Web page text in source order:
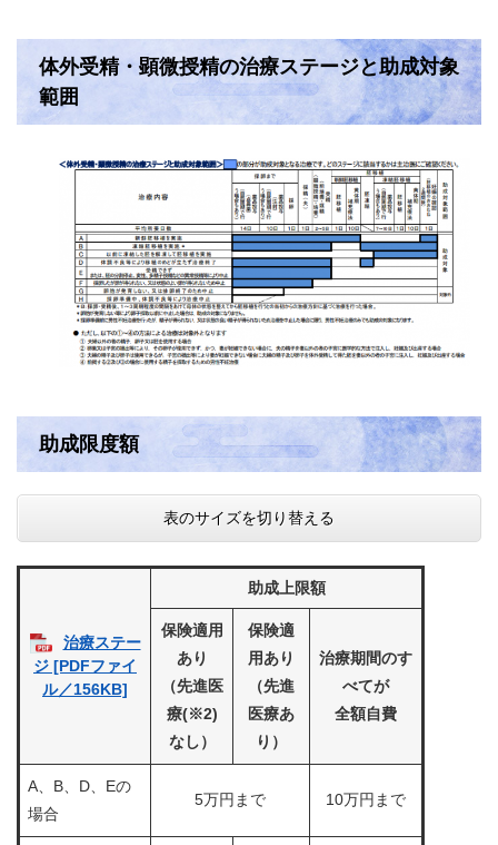
体外受精・顕微授精の治療ステージと助成対象
範囲
助成限度額
表のサイズを切り替える
治療ステー
ジ [PDFファイ
ル／156KB]
助成上限額
保険適用
あり
（先進医
療(※2)
なし）
保険適
用あり
（先進
医療あ
り）
治療期間のす
べてが
全額自費
A、B、D、Eの
場合
5万円まで 10万円まで